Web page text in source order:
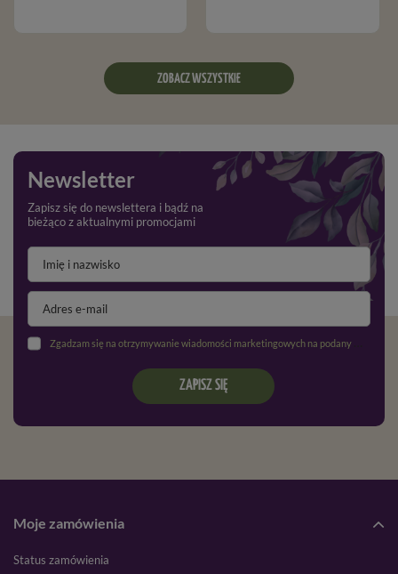
ZOBACZ WSZYSTKIE
Newsletter
Zapisz się do newslettera i bądź na
bieżąco z aktualnymi promocjami
Zgadzam się na otrzymywanie wiadomości marketingowych na podany adres e-mail oraz przetwarzanie danych osobowych zgodnie z
ZAPISZ SIĘ
Moje zamówienia
Status zamówienia